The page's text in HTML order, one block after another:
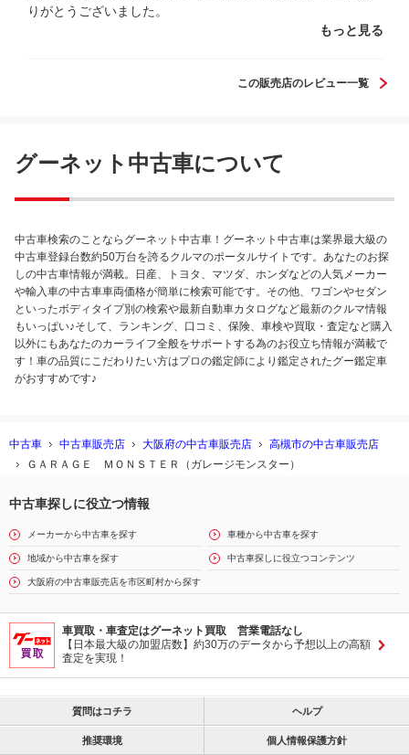
りがとうございました。
もっと見る
この販売店のレビュー一覧
グーネット中古車について
中古車検索のことならグーネット中古車！グーネット中古車は業界最大級の
中古車登録台数約50万台を誇るクルマのポータルサイトです。あなたのお探
しの中古車情報が満載。日産、トヨタ、マツダ、ホンダなどの人気メーカー
や輸入車の中古車車両価格が簡単に検索可能です。その他、ワゴンやセダン
といったボディタイプ別の検索や最新自動車カタログなど最新のクルマ情報
もいっぱい♪そして、ランキング、口コミ、保険、車検や買取・査定など購入
以外にもあなたのカーライフ全般をサポートする為のお役立ち情報が満載で
す！車の品質にこだわりたい方はプロの鑑定師により鑑定されたグー鑑定車
がおすすめです♪
中古車 中古車販売店 大阪府の中古車販売店
高槻市の中古車販売店
ＧＡＲＡＧＥ ＭＯＮＳＴＥＲ（ガレージモンスター）
中古車探しに役立つ情報
メーカーから中古車を探す 車種から中古車を探す
地域から中古車を探す 中古車探しに役立つコンテンツ
大阪府の中古車販売店を市区町村から探す
車買取・車査定はグーネット買取 営業電話なし
【日本最大級の加盟店数】約30万のデータから予想以上の高額
査定を実現！
質問はコチラ ヘルプ
推奨環境 個人情報保護方針